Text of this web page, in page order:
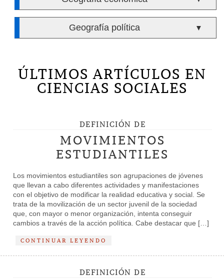
Geografía política ▼
ÚLTIMOS ARTÍCULOS EN
CIENCIAS SOCIALES
DEFINICIÓN DE
MOVIMIENTOS
ESTUDIANTILES
Los movimientos estudiantiles son agrupaciones de jóvenes
que llevan a cabo diferentes actividades y manifestaciones
con el objetivo de modificar la realidad educativa y social. Se
trata de la movilización de un sector juvenil de la sociedad
que, con mayor o menor organización, intenta conseguir
cambios a través de la acción política. Cabe destacar que […]
CONTINUAR LEYENDO
DEFINICIÓN DE